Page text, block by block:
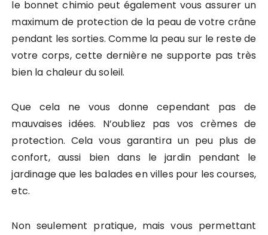
le bonnet chimio peut également vous assurer un
maximum de protection de la peau de votre crâne
pendant les sorties. Comme la peau sur le reste de
votre corps, cette dernière ne supporte pas très
bien la chaleur du soleil.
Que cela ne vous donne cependant pas de
mauvaises idées. N’oubliez pas vos crèmes de
protection. Cela vous garantira un peu plus de
confort, aussi bien dans le jardin pendant le
jardinage que les balades en villes pour les courses,
etc.
Non seulement pratique, mais vous permettant